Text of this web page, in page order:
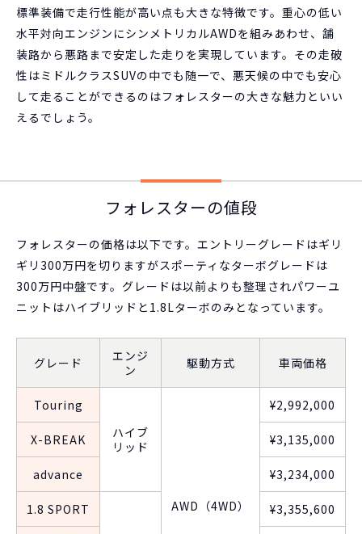
標準装備で走行性能が高い点も大きな特徴です。重心の低い
水平対向エンジンにシンメトリカルAWDを組みあわせ、舗
装路から悪路まで安定した走りを実現しています。その走破
性はミドルクラスSUVの中でも随一で、悪天候の中でも安心
して走ることができるのはフォレスターの大きな魅力といい
えるでしょう。
フォレスターの値段
フォレスターの価格は以下です。エントリーグレードはギリ
ギリ300万円を切りますがスポーティなターボグレードは
300万円中盤です。グレードは以前よりも整理されパワーユ
ニットはハイブリッドと1.8Lターボのみとなっています。
グレード
エンジ
ン
駆動方式 車両価格
Touring
ハイブ
リッド
AWD（4WD）
¥2,992,000
X-BREAK ¥3,135,000
advance ¥3,234,000
1.8 SPORT ¥3,355,600